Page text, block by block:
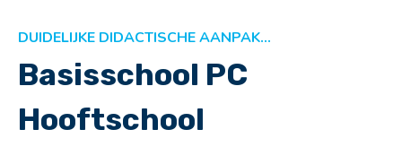
DUIDELIJKE DIDACTISCHE AANPAK…
Basisschool PC
Hooftschool